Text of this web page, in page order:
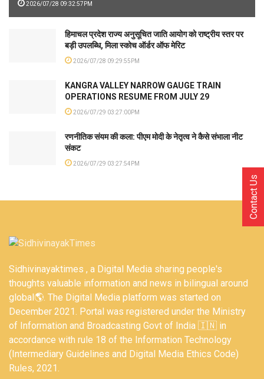
2026/07/28 09:32:57PM
हिमाचल प्रदेश राज्य अनुसूचित जाति आयोग को राष्ट्रीय स्तर पर
बड़ी उपलब्धि, मिला स्कोच ऑर्डर ऑफ मेरिट
2026/07/28 09:29:55PM
KANGRA VALLEY NARROW GAUGE TRAIN
OPERATIONS RESUME FROM JULY 29
2026/07/29 03:27:00PM
रणनीतिक संयम की कला: पीएम मोदी के नेतृत्व ने कैसे संभाला नीट
संकट
2026/07/29 03:27:54PM
Sidhivinayaktimes , a Digital Media sharing people's
thoughts valuable information and news in bilingual around
global🌎. The Digital Media platform was started on
December 2021. Portal was registered under the Ministry
of Information and Broadcasting Govt of India 🇮🇳 in
accordance with rule 18 of the Information Technology
(Intermediary Guidelines and Digital Media Ethics Code)
Rules, 2021.
Contact Us